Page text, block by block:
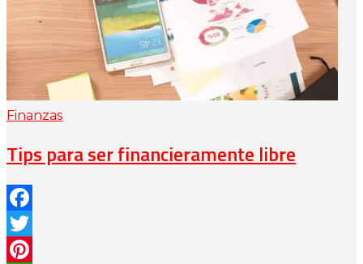
Finanzas
Tips para ser financieramente libre
Facebook
Twitter